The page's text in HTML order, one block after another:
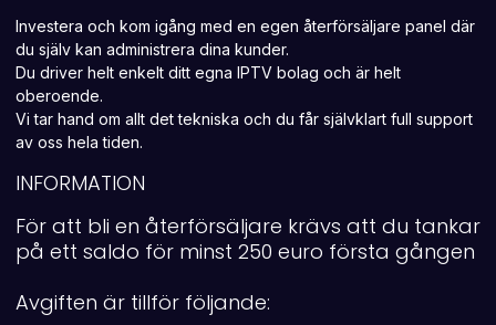
Investera och kom igång med en egen återförsäljare panel där
du själv kan administrera dina kunder.
Du driver helt enkelt ditt egna IPTV bolag och är helt
oberoende.
Vi tar hand om allt det tekniska och du får självklart full support
av oss hela tiden.
INFORMATION
För att bli en återförsäljare krävs att du tankar
på ett saldo för minst 250 euro första gången
Avgiften är tillför följande: